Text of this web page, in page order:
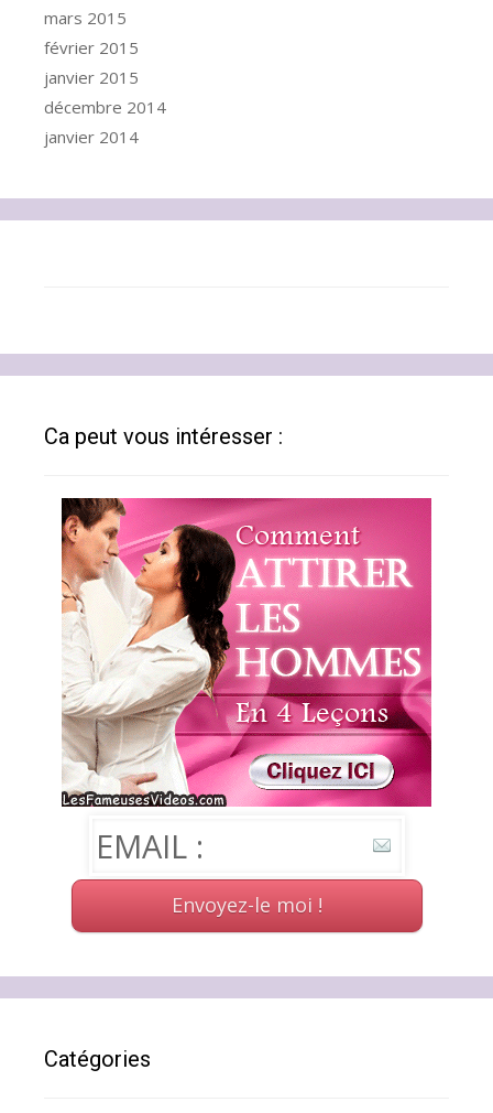
mars 2015
février 2015
janvier 2015
décembre 2014
janvier 2014
Ca peut vous intéresser :
Catégories